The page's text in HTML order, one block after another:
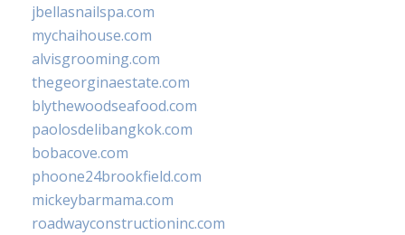
jbellasnailspa.com
mychaihouse.com
alvisgrooming.com
thegeorginaestate.com
blythewoodseafood.com
paolosdelibangkok.com
bobacove.com
phoone24brookfield.com
mickeybarmama.com
roadwayconstructioninc.com